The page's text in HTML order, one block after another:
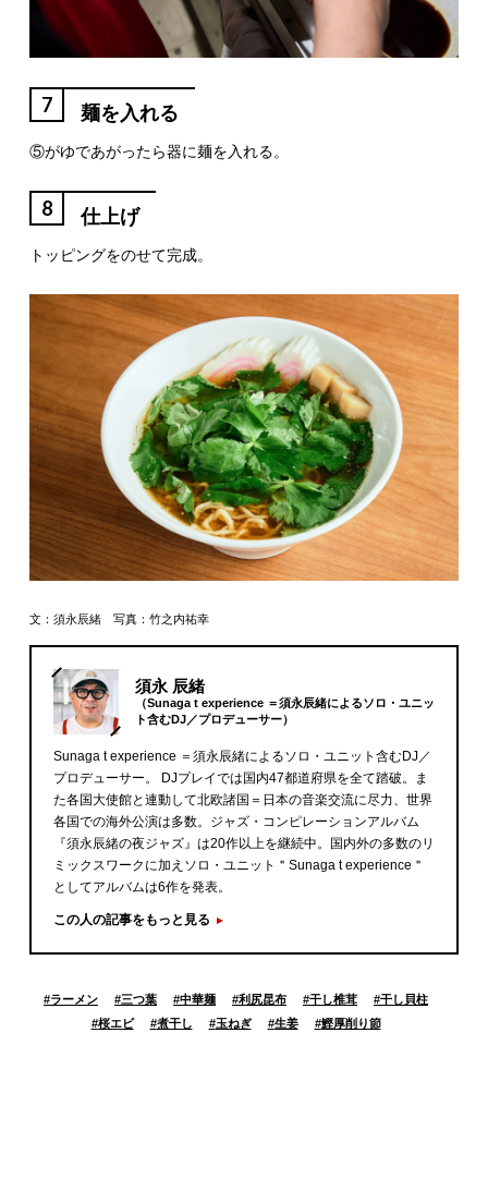
7 麺を入れる
⑤がゆであがったら器に麺を入れる。
8 仕上げ
トッピングをのせて完成。
文：須永辰緒 写真：竹之内祐幸
須永 辰緒
（Sunaga t experience ＝須永辰緒によるソロ・ユニッ
ト含むDJ／プロデューサー）
Sunaga t experience ＝須永辰緒によるソロ・ユニット含むDJ／
プロデューサー。 DJプレイでは国内47都道府県を全て踏破。ま
た各国大使館と連動して北欧諸国＝日本の音楽交流に尽力、世界
各国での海外公演は多数。ジャズ・コンピレーションアルバム
『須永辰緒の夜ジャズ』は20作以上を継続中。国内外の多数のリ
ミックスワークに加えソロ・ユニット＂Sunaga t experience＂
としてアルバムは6作を発表。
この人の記事をもっと見る
#ラーメン #三つ葉 #中華麺 #利尻昆布 #干し椎茸 #干し貝柱
#桜エビ #煮干し #玉ねぎ #生姜 #鰹厚削り節